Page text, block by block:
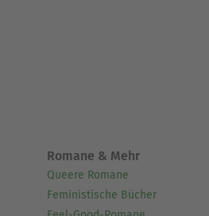
Romane & Mehr
Queere Romane
Feministische Bücher